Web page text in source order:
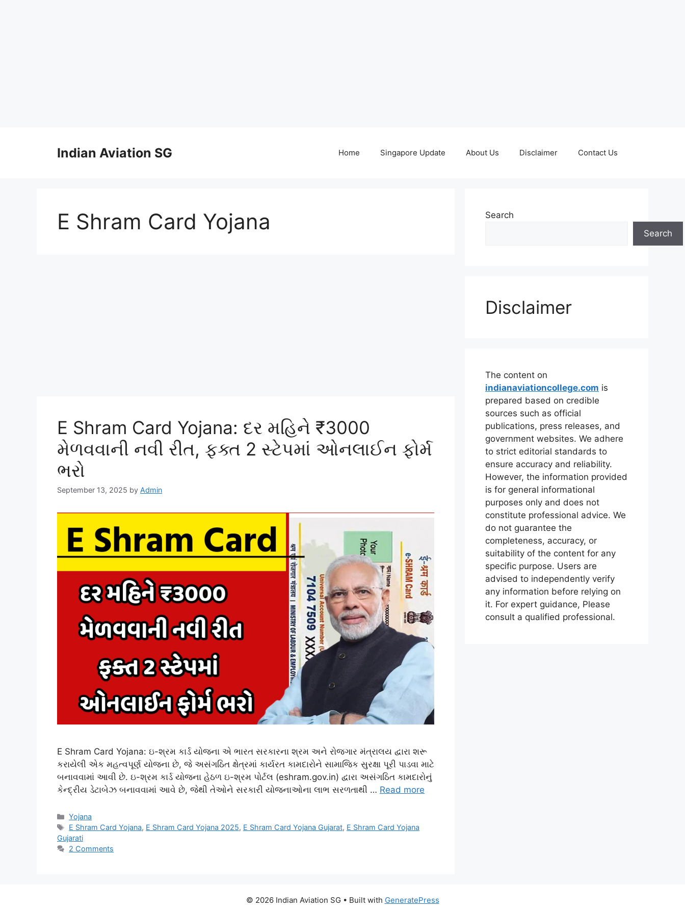
Indian Aviation SG Home Singapore Update About Us Disclaimer Contact Us
E Shram Card Yojana
E Shram Card Yojana: દર મહિને ₹3000
મેળવવાની નવી રીત, ફક્ત 2 સ્ટેપમાં ઓનલાઈન ફોર્મ
ભરો
September 13, 2025 by Admin
E Shram Card Yojana: ઇ-શ્રમ કાર્ડ યોજના એ ભારત સરકારના શ્રમ અને રોજગાર મંત્રાલય દ્વારા શરૂ
કરાયેલી એક મહત્વપૂર્ણ યોજના છે, જે અસંગઠિત ક્ષેત્રમાં કાર્યરત કામદારોને સામાજિક સુરક્ષા પૂરી પાડવા માટે
બનાવવામાં આવી છે. ઇ-શ્રમ કાર્ડ યોજના હેઠળ ઇ-શ્રમ પોર્ટલ (eshram.gov.in) દ્વારા અસંગઠિત કામદારોનું
કેન્દ્રીય ડેટાબેઝ બનાવવામાં આવે છે, જેથી તેઓને સરકારી યોજનાઓના લાભ સરળતાથી … Read more
Categories
Yojana
Tags
E Shram Card Yojana, E Shram Card Yojana 2025, E Shram Card Yojana Gujarat, E Shram Card Yojana
Gujarati
2 Comments
Search
Search
Disclaimer
The content on
indianaviationcollege.com is
prepared based on credible
sources such as official
publications, press releases, and
government websites. We adhere
to strict editorial standards to
ensure accuracy and reliability.
However, the information provided
is for general informational
purposes only and does not
constitute professional advice. We
do not guarantee the
completeness, accuracy, or
suitability of the content for any
specific purpose. Users are
advised to independently verify
any information before relying on
it. For expert guidance, Please
consult a qualified professional.
© 2026 Indian Aviation SG• Built with GeneratePress